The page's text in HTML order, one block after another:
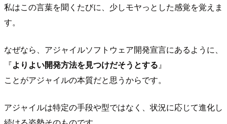
私はこの言葉を聞くたびに、少しモヤっとした感覚を覚えま
す。
なぜなら、アジャイルソフトウェア開発宣言にあるように、
『よりよい開発方法を見つけだそうとする』
ことがアジャイルの本質だと思うからです。
アジャイルは特定の手段や型ではなく、状況に応じて進化し